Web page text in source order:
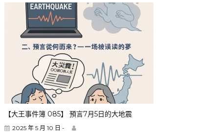
【大王事件簿 085】 預言7月5日的大地震
2025 年 5 月 10 日 -